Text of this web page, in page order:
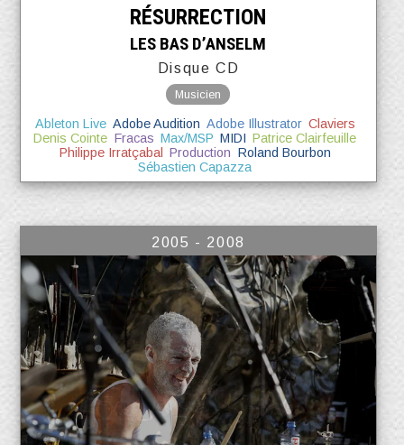
RÉSURRECTION
LES BAS D’ANSELM
Disque CD
Musicien
Ableton Live Adobe Audition Adobe Illustrator Claviers
Denis Cointe Fracas Max/MSP MIDI Patrice Clairfeuille
Philippe Irratçabal
Production Roland Bourbon
Sébastien Capazza
2005 - 2008